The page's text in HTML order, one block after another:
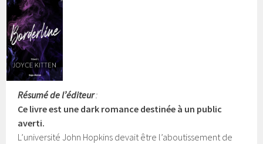
Résumé de l’éditeur:
Ce livre est une dark romance destinée à un public
averti.
L’université John Hopkins devait être l’aboutissement de